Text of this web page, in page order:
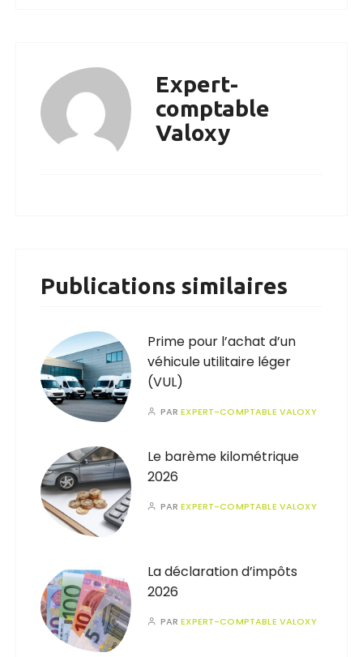
Expert-
comptable
Valoxy
Publications similaires
Prime pour l’achat d’un
véhicule utilitaire léger
(VUL)
PAREXPERT-COMPTABLE VALOXY
Le barème kilométrique
2026
PAREXPERT-COMPTABLE VALOXY
La déclaration d’impôts
2026
PAREXPERT-COMPTABLE VALOXY